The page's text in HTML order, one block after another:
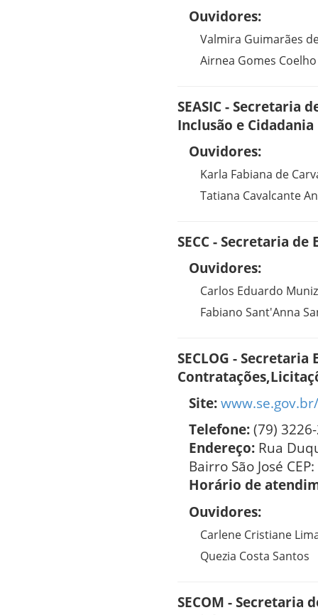
Ouvidores:
Valmira Guimarães
Airnea Gomes
SEASIC - Secretaria
Inclusão e Cidadania
Ouvidores:
Karla Fabiana de
Tatiana Cavalcante
SECC - Secretaria de
Ouvidores:
Carlos Eduardo
Fabiano Sant'Anna
SECLOG - Secretaria
Site:
Telefone:(79)
Endereço: Rua
Bairro São José
Horário de
Ouvidores:
Carlene Cristiane
Quezia Costa Santos
SECOM - Secretaria